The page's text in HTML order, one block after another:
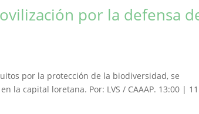
por la defensa
por la protección de la biodiversidad, se
la capital loretana. Por: LVS / CAAAP. 13:00 |